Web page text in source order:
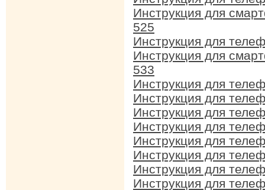
Инструкция для
525
Инструкция для
Инструкция для
533
Инструкция для
Инструкция для
Инструкция для
Инструкция для
Инструкция для
Инструкция для
Инструкция для
Инструкция для